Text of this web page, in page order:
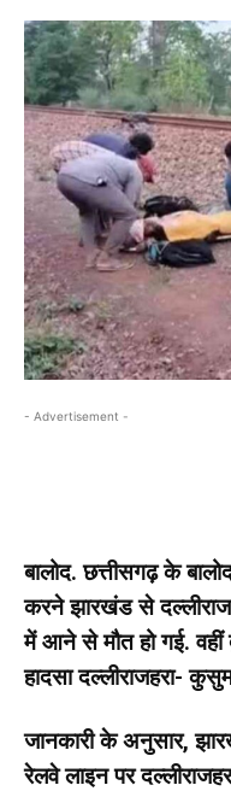
- Advertisement -
बालोद.छत्तीसगढ़ के
करने झारखंड से
में आने से मौत हो गई. वहीं
हादसा दल्लीराजहरा-
जानकारी के अनुसार,
रेलवे लाइन पर